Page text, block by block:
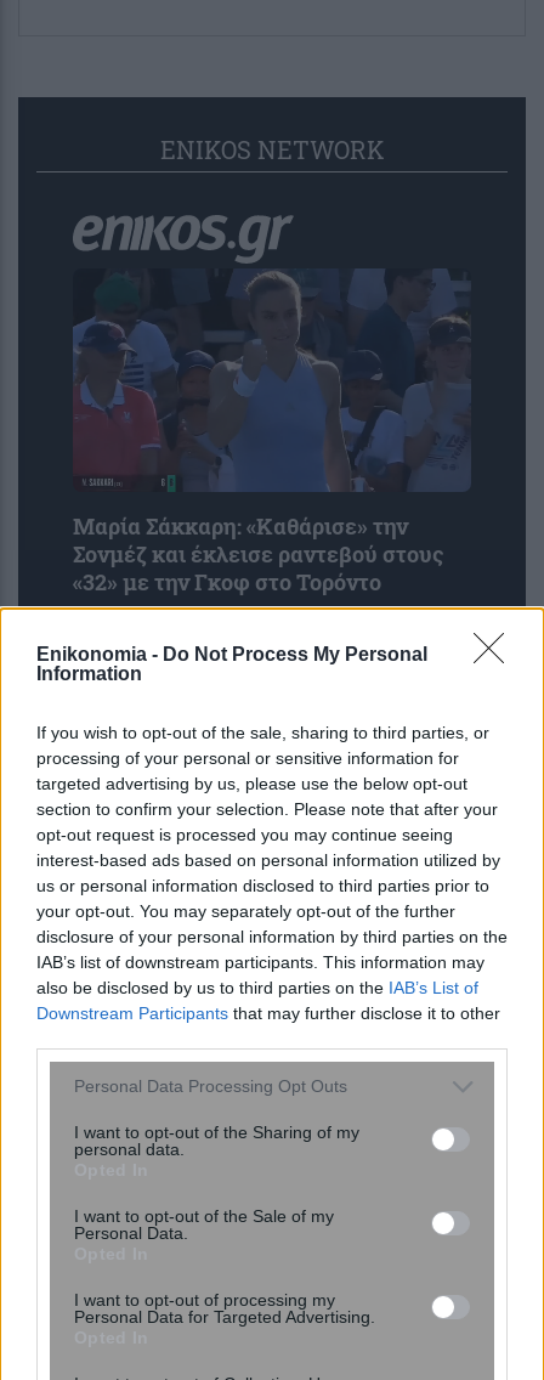
Enikonomia - Do Not Process My Personal
Information
If you wish to opt-out of the sale, sharing to third parties, or
processing of your personal or sensitive information for
targeted advertising by us, please use the below opt-out
section to confirm your selection. Please note that after your
opt-out request is processed you may continue seeing
interest-based ads based on personal information utilized by
us or personal information disclosed to third parties prior to
your opt-out. You may separately opt-out of the further
disclosure of your personal information by third parties on the
IAB’s list of downstream participants. This information may
also be disclosed by us to third parties on the IAB’s List of
Downstream Participants that may further disclose it to other
Please note that this website/app uses one or more Google
not limited to your visit or usage behaviour. You may click to
grant or deny consent to Google and its third-party tags to
consent section.
Personal Data Processing Opt Outs
I want to opt-out of the Sharing of my
personal data.
I want to opt-out of the Sale of my
Personal Data.
I want to opt-out of processing my
Personal Data for Targeted Advertising.
ENIKOS NETWORK
Μαρία Σάκκαρη: «Kαθάρισε» την
Σονμέζ και έκλεισε ραντεβού στους
«32» με την Γκοφ στο Τορόντο
Άρτα: Πυρκαγιά σε υποσταθμό της
ΔΕΗ – Ορατές από 30 χιλιόμετρα οι
λάμψεις
Έχουμε τα μικρόβια του συντρόφου